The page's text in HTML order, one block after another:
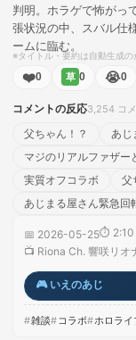
判明。ホラゲで怖がっ
張状況の中、スバル仕
ームに臨む。
※タイトル・要約は自動生成の
❤️0 草 0 😭0
コメントの反応3,254 コ
父ちゃん！？
あじ
マジのリアルファザー
実質オフコラボ
父
あじまる屋さん緊急回
📅 2026-05-25⏱
📺 Riona Ch. 響咲リオ
🎮 いえのあじ
雑談 コラボ ホロライ